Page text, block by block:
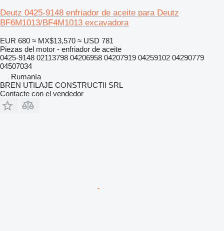
Deutz 0425-9148 enfriador de aceite para Deutz
BF6M1013/BF4M1013 excavadora
EUR 680 ≈ MX$13,570 ≈ USD 781
Piezas del motor - enfriador de aceite
0425-9148 02113798 04206958 04207919 04259102 04290779
04507034
Rumanía
BREN UTILAJE CONSTRUCTII SRL
Contacte con el vendedor